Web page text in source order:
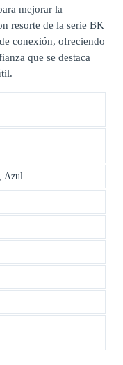
mejorar la
resorte de la serie BK
conexión, ofreciendo
que se destaca
, Azul